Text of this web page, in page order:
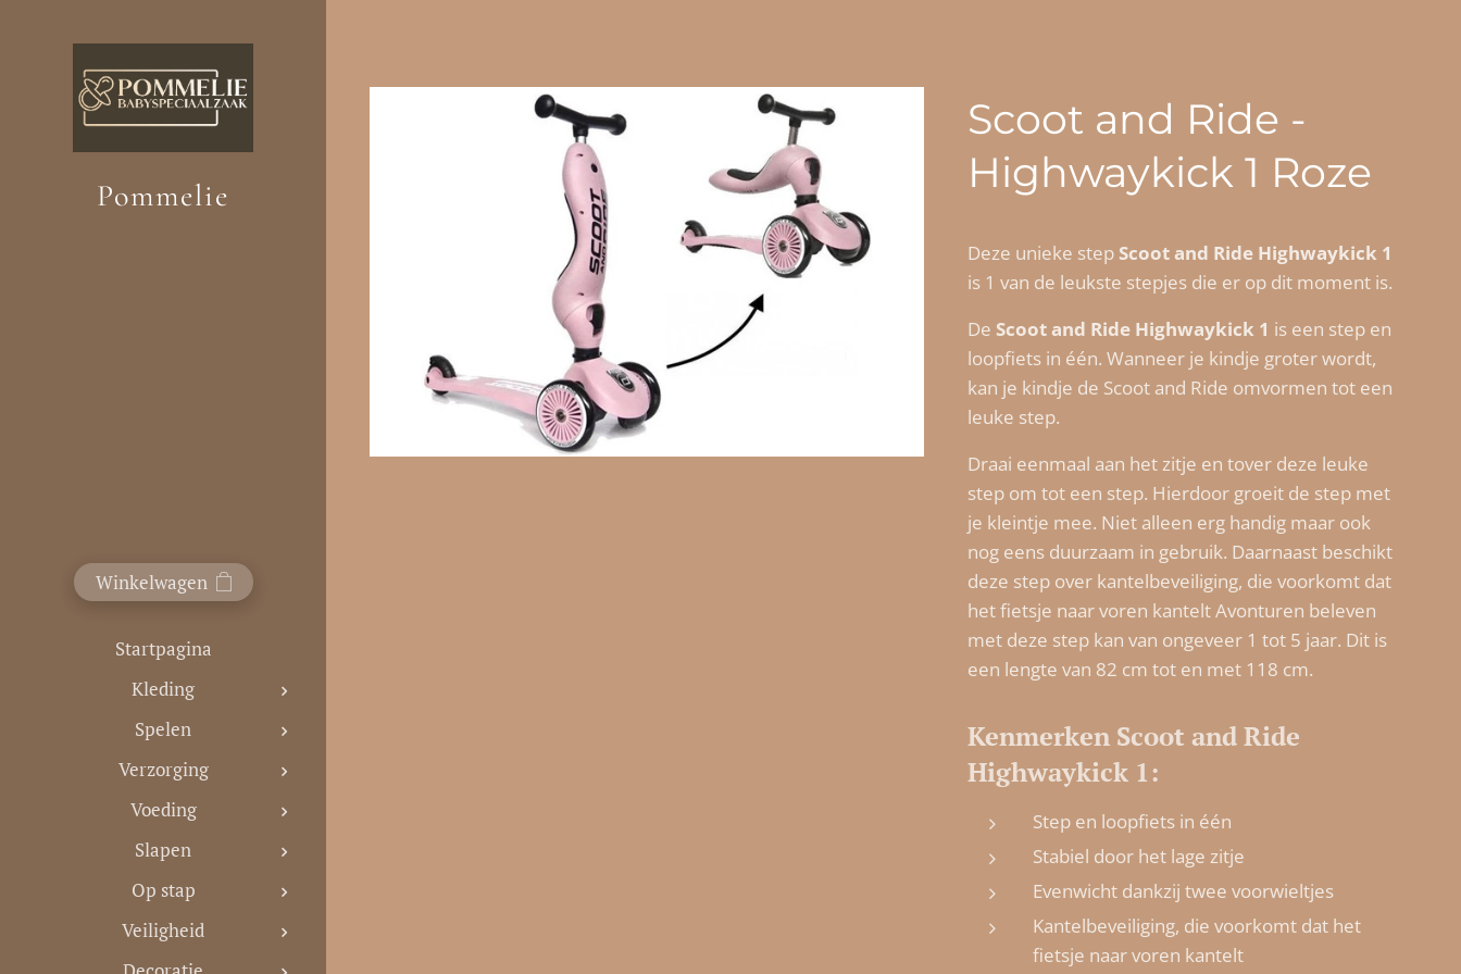
Pommelie
Winkelwagen
Startpagina
Kleding
Spelen
Verzorging
Voeding
Slapen
Op stap
Veiligheid
Scoot and Ride -
Highwaykick 1 Roze
Deze unieke step Scoot and Ride Highwaykick 1
is 1 van de leukste stepjes die er op dit moment is.
De Scoot and Ride Highwaykick 1 is een step en
loopfiets in één. Wanneer je kindje groter wordt,
kan je kindje de Scoot and Ride omvormen tot een
leuke step.
Draai eenmaal aan het zitje en tover deze leuke
step om tot een step. Hierdoor groeit de step met
je kleintje mee. Niet alleen erg handig maar ook
nog eens duurzaam in gebruik. Daarnaast beschikt
deze step over kantelbeveiliging, die voorkomt dat
het fietsje naar voren kantelt Avonturen beleven
met deze step kan van ongeveer 1 tot 5 jaar. Dit is
een lengte van 82 cm tot en met 118 cm.
Kenmerken Scoot and Ride
Highwaykick 1:
Step en loopfiets in één
Stabiel door het lage zitje
Evenwicht dankzij twee voorwieltjes
Kantelbeveiliging, die voorkomt dat het
fietsje naar voren kantelt